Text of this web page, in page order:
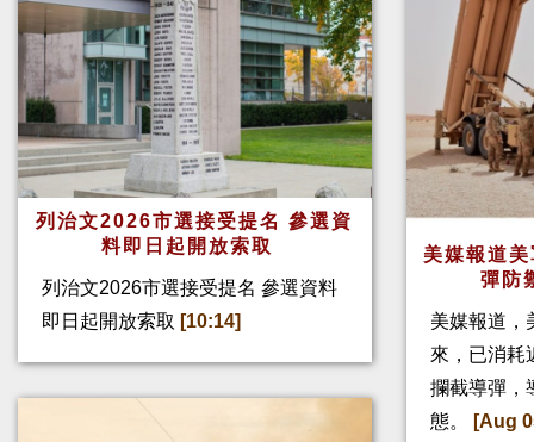
列治文2026市選接受提名 參選資
料即日起開放索取
列治文2026市選接受提名 參選資料
即日起開放索取 [10:14]
美媒報道
彈防
美媒報道，
來，已消耗
攔截導彈，
態。
[Aug